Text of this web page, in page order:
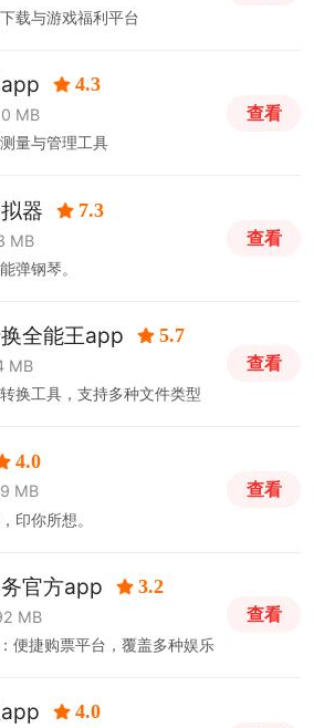
载与游戏福利平台
4.3
MB
量与管理工具
查看
器 7.3
MB
弹钢琴。
查看
全能王app 5.7
MB
换工具，支持多种文件类型
查看
4.0
MB
印你所想。
查看
官方app 3.2
MB
便捷购票平台，覆盖多种娱乐
查看
4.0